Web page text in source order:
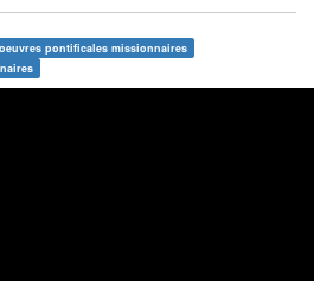
oeuvres pontificales missionnaires